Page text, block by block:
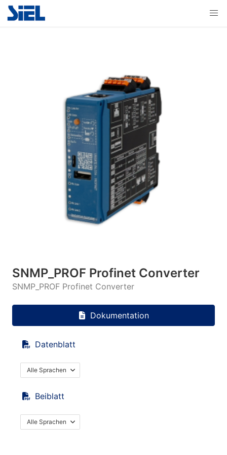
SNMP_PROF Profinet Converter
SNMP_PROF Profinet Converter
Dokumentation
Datenblatt
Alle Sprachen
Beiblatt
Alle Sprachen